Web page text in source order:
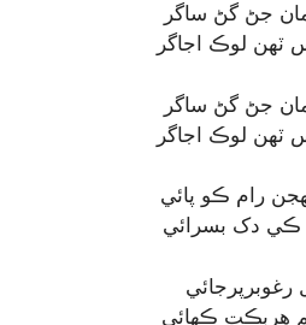
جڻ گڻ ساگر
لوڪ اجاگر
جڻ گڻ ساگر
لوڪ اجاگر
رام ڪو پائي
ڪي دک بسرائي
رغوبرپرجائي
هربڪت ڪهائي